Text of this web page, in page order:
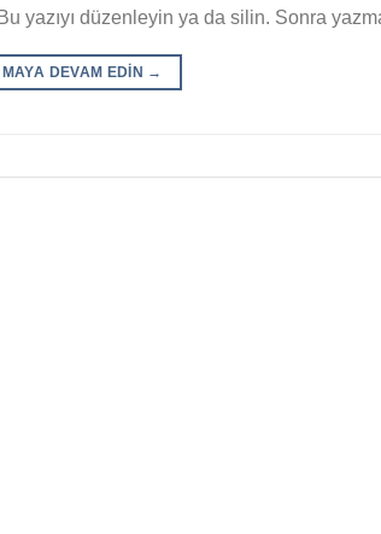
yazıyı düzenleyin ya da silin. Sonra
DEVAM EDIN →